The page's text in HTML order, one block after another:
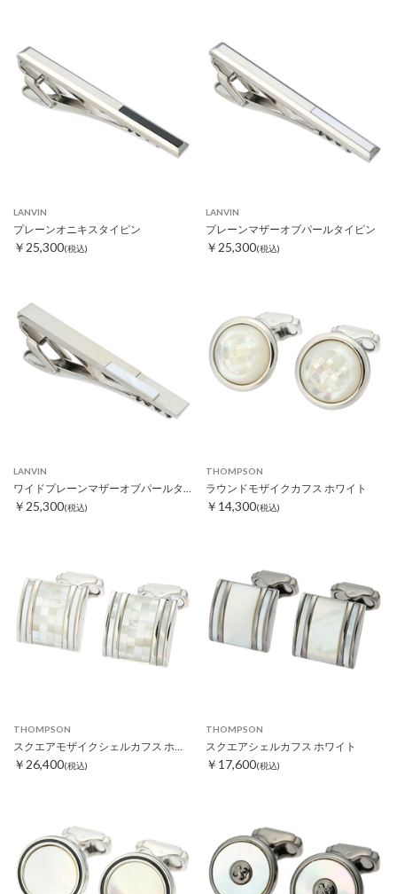
LANVIN
プレーンオニキスタイピン
￥25,300(税込)
LANVIN
プレーンマザーオブパールタイピン
￥25,300(税込)
LANVIN
￥25,300(税込)
THOMPSON
ラウンドモザイクカフス ホワイト
￥14,300(税込)
THOMPSON
スクエアモザイクシェルカフス ホワイト
￥26,400(税込)
THOMPSON
スクエアシェルカフス ホワイト
￥17,600(税込)